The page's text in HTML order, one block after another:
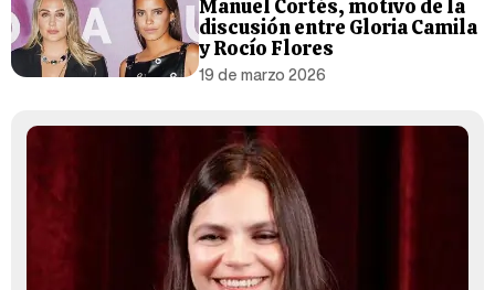
Manuel Cortés, motivo de la
discusión entre Gloria Camila
y Rocío Flores
19 de marzo 2026